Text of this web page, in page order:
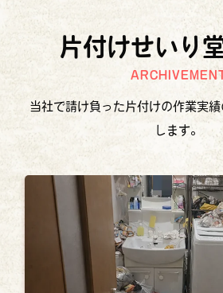
片付けせいり
当社で請け負った片付けの作業実
します。